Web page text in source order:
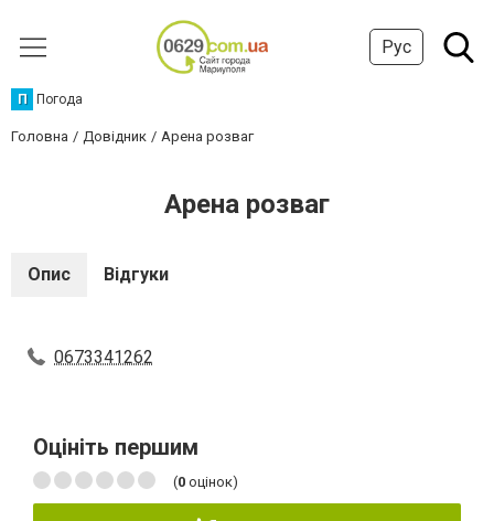
Рус
П Погода
Головна Довідник Арена розваг
Арена розваг
Опис Відгуки
0673341262
Оцініть першим
(0 оцінок)